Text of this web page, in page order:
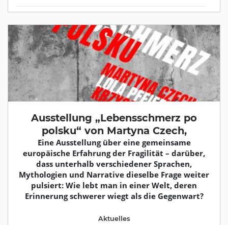
Ausstellung „Lebensschmerz po
polsku“ von Martyna Czech,
Eine Ausstellung über eine gemeinsame
europäische Erfahrung der Fragilität – darüber,
dass unterhalb verschiedener Sprachen,
Mythologien und Narrative dieselbe Frage weiter
pulsiert: Wie lebt man in einer Welt, deren
Erinnerung schwerer wiegt als die Gegenwart?
Aktuelles